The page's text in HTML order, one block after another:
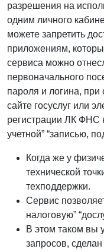
разрешения на
одним личного
можете запретить
приложениям,
сервиса можно
первоначального
пароля и логина, при
сайте госуслуг или
регистрации ЛК ФНС
учетной” “записью,
Когда же у
технической
техподдержки.
Сервис
налоговую”
В этом таком вы
запросов,